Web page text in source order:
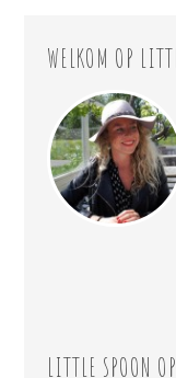
WELKOM OP
LITTLE SPOON